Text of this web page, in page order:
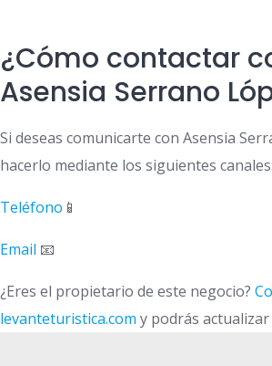
¿Cómo contactar
Asensia Serrano
Si deseas comunicarte con Asensia
hacerlo mediante los siguientes canales:
Teléfono 📱
Email 📧
¿Eres el propietario de este negocio?
levanteturistica.com y podrás actualizar